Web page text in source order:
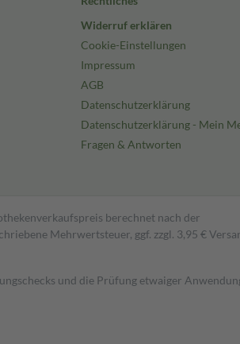
Widerruf erklären
Cookie-Einstellungen
Impressum
AGB
Datenschutzerklärung
Datenschutzerklärung - Mein
Fragen & Antworten
berechnet nach der
Mehrwertsteuer, ggf. zzgl. 3,95 €
und die Prüfung etwaiger